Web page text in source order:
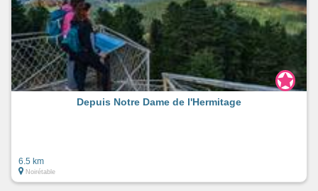
Depuis Notre Dame de l'Hermitage
6.5 km
Noirétable